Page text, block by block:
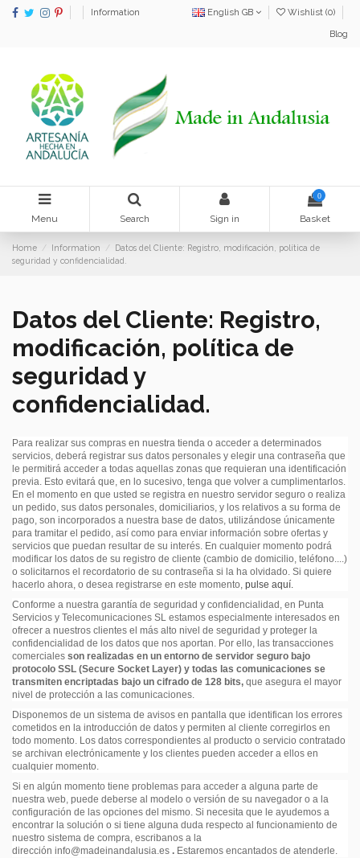
Information English GB Wishlist (0)
Blog
Menu Search Sign in
0
Basket
Home Information
Datos del Cliente: Registro, modificación, política de
seguridad y confidencialidad.
Datos del Cliente: Registro,
modificación, política de
seguridad y
confidencialidad.
Para realizar sus compras en nuestra tienda o acceder a determinados
servicios, deberá registrar sus datos personales y elegir una contraseña que
le permitirá acceder a todas aquellas zonas que requieran una identificación
previa. Esto evitará que, en lo sucesivo, tenga que volver a cumplimentarlos.
En el momento en que usted se registra en nuestro servidor seguro o realiza
un pedido, sus datos personales, domiciliarios, y los relativos a su forma de
pago, son incorporados a nuestra base de datos, utilizándose únicamente
para tramitar el pedido, así como para enviar información sobre ofertas y
servicios que puedan resultar de su interés. En cualquier momento podrá
modificar los datos de su registro de cliente (cambio de domicilio, teléfono....)
o solicitarnos el recordatorio de su contraseña si la ha olvidado. Si quiere
hacerlo ahora, o desea registrarse en este momento, pulse aquí.
Conforme a nuestra garantía de seguridad y confidencialidad, en Punta
Servicios y Telecomunicaciones SL estamos especialmente interesados en
ofrecer a nuestros clientes el más alto nivel de seguridad y proteger la
confidencialidad de los datos que nos aportan. Por ello, las transacciones
comerciales son realizadas en un entorno de servidor seguro bajo
protocolo SSL (Secure Socket Layer) y todas las comunicaciones se
transmiten encriptadas bajo un cifrado de 128 bits, que asegura el mayor
nivel de protección a las comunicaciones.
Disponemos de un sistema de avisos en pantalla que identifican los errores
cometidos en la introducción de datos y permiten al cliente corregirlos en
todo momento. Los datos correspondientes al producto o servicio contratado
se archivan electrónicamente y los clientes pueden acceder a ellos en
cualquier momento.
Si en algún momento tiene problemas para acceder a alguna parte de
nuestra web, puede deberse al modelo o versión de su navegador o a la
configuración de las opciones del mismo. Si necesita que le ayudemos a
encontrar la solución o si tiene alguna duda respecto al funcionamiento de
nuestro sistema de compra, escribanos a la
dirección info@madeinandalusia.es . Estaremos encantados de atenderle.